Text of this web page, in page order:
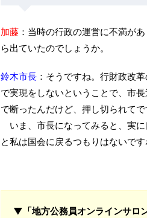
加藤 ：当時の行政の運営に不満が
ら出ていたのでしょうか。
鈴木市長 ：そうですね。行財政改
で実現をしないということで、市
で断ったんだけど、押し切られて
いま、市長になってみると、実
と私は国会に戻るつもりはないです
▼「地方公務員オンラインサロ